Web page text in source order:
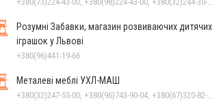
Розумні Забавки, магазин розвиваючих дитячих
іграшок у Львові
+380(96)441-19-66
Металеві меблі УХЛ-МАШ